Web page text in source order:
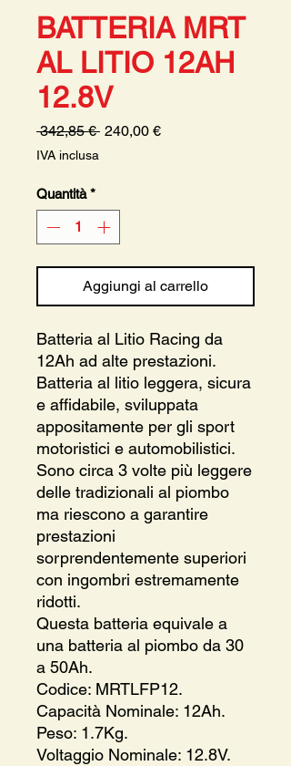
BATTERIA MRT
AL LITIO 12AH
12.8V
342,85 € Prezzo
240,00 €Prezzo
IVA inclusa
Quantità *
Aggiungi al carrello
Batteria al Litio Racing da
12Ah ad alte prestazioni.
Batteria al litio leggera, sicura
e affidabile, sviluppata
appositamente per gli sport
motoristici e automobilistici.
Sono circa 3 volte più leggere
delle tradizionali al piombo
ma riescono a garantire
prestazioni
sorprendentemente superiori
con ingombri estremamente
ridotti.
Questa batteria equivale a
una batteria al piombo da 30
a 50Ah.
Codice: MRTLFP12.
Capacità Nominale: 12Ah.
Peso: 1.7Kg.
Voltaggio Nominale: 12.8V.